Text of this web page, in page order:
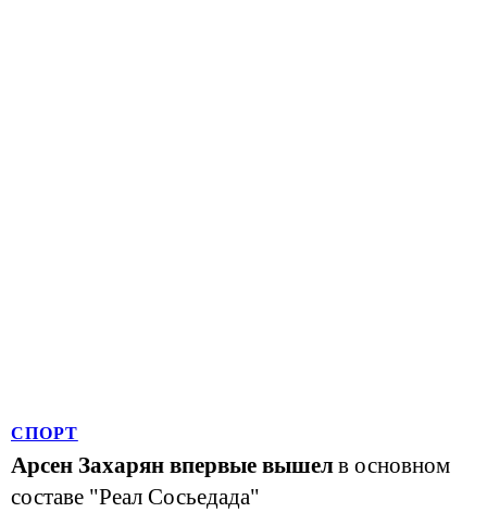
СПОРТ
Арсен Захарян впервые вышелв основном
составе "Реал Сосьедада"